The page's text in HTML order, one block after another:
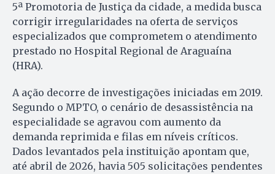
5ª Promotoria de Justiça da cidade, a medida busca
corrigir irregularidades na oferta de serviços
especializados que comprometem o atendimento
prestado no Hospital Regional de Araguaína
(HRA).
A ação decorre de investigações iniciadas em 2019.
Segundo o MPTO, o cenário de desassistência na
especialidade se agravou com aumento da
demanda reprimida e filas em níveis críticos.
Dados levantados pela instituição apontam que,
até abril de 2026, havia 505 solicitações pendentes